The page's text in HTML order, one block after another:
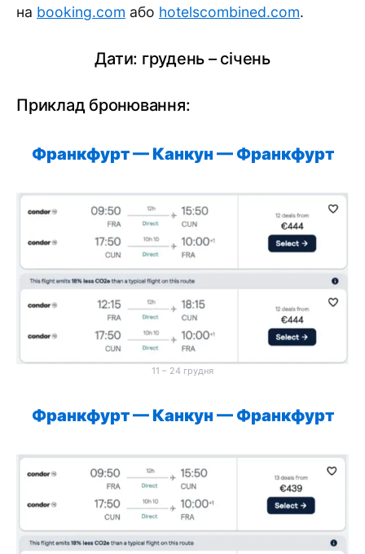
на booking.com або hotelscombined.com.
Дати: грудень – січень
Приклад бронювання:
Франкфурт— Канкун — Франкфурт
11 – 24 грудня
Франкфурт— Канкун — Франкфурт